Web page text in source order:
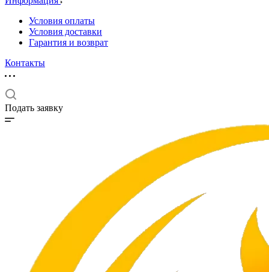
Условия оплаты
Условия доставки
Гарантия и возврат
Контакты
Подать заявку